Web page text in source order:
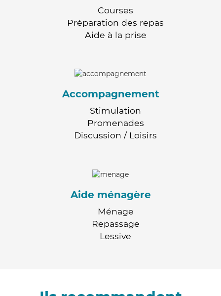
Courses
Préparation des repas
Aide à la prise
Accompagnement
Stimulation
Promenades
Discussion / Loisirs
Aide ménagère
Ménage
Repassage
Lessive